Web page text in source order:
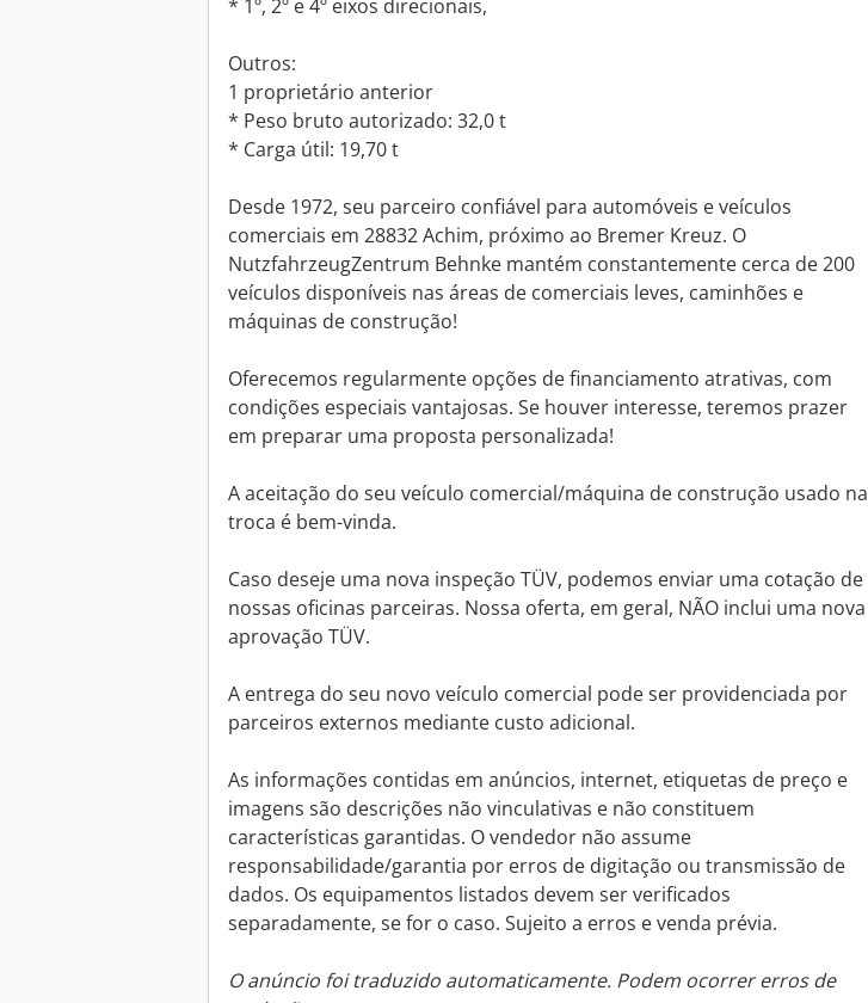
* 1º, 2º e 4º eixos direcionais,
Outros:
1 proprietário anterior
* Peso bruto autorizado: 32,0 t
* Carga útil: 19,70 t
Desde 1972, seu parceiro confiável para automóveis e veículos
comerciais em 28832 Achim, próximo ao Bremer Kreuz. O
NutzfahrzeugZentrum Behnke mantém constantemente cerca de 200
veículos disponíveis nas áreas de comerciais leves, caminhões e
máquinas de construção!
Oferecemos regularmente opções de financiamento atrativas, com
condições especiais vantajosas. Se houver interesse, teremos prazer
em preparar uma proposta personalizada!
A aceitação do seu veículo comercial/máquina de construção usado na
troca é bem-vinda.
Caso deseje uma nova inspeção TÜV, podemos enviar uma cotação de
nossas oficinas parceiras. Nossa oferta, em geral, NÃO inclui uma nova
aprovação TÜV.
A entrega do seu novo veículo comercial pode ser providenciada por
parceiros externos mediante custo adicional.
As informações contidas em anúncios, internet, etiquetas de preço e
imagens são descrições não vinculativas e não constituem
características garantidas. O vendedor não assume
responsabilidade/garantia por erros de digitação ou transmissão de
dados. Os equipamentos listados devem ser verificados
separadamente, se for o caso. Sujeito a erros e venda prévia.
O anúncio foi traduzido automaticamente. Podem ocorrer erros de